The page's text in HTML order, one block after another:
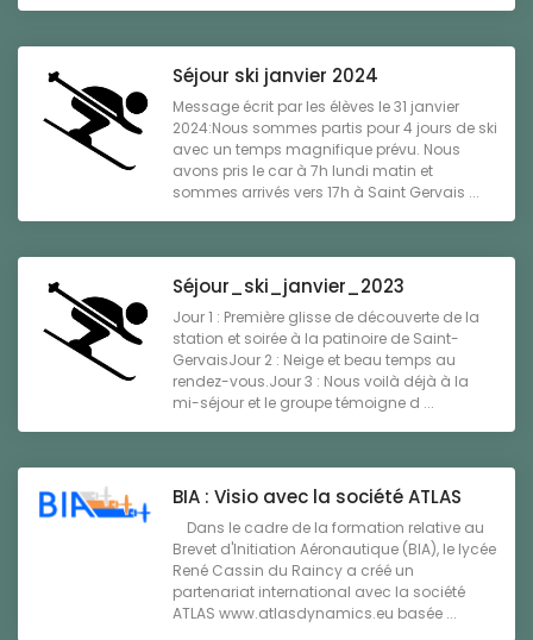
Séjour ski janvier 2024
Message écrit par les élèves le 31 janvier
2024:Nous sommes partis pour 4 jours de ski
avec un temps magnifique prévu. Nous
avons pris le car à 7h lundi matin et
sommes arrivés vers 17h à Saint Gervais ...
Séjour_ski_janvier_2023
Jour 1 : Première glisse de découverte de la
station et soirée à la patinoire de Saint-
GervaisJour 2 : Neige et beau temps au
rendez-vous.Jour 3 : Nous voilà déjà à la
mi-séjour et le groupe témoigne d ...
BIA : Visio avec la société ATLAS
Dans le cadre de la formation relative au
Brevet d'Initiation Aéronautique (BIA), le lycée
René Cassin du Raincy a créé un
partenariat international avec la société
ATLAS www.atlasdynamics.eu basée ...